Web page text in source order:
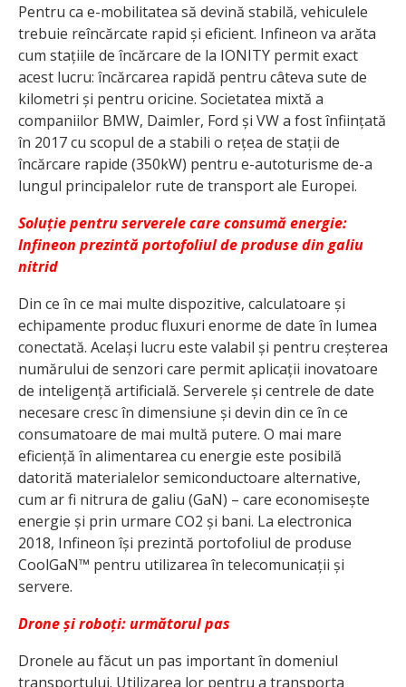
Pentru ca e-mobilitatea să devină stabilă, vehiculele
trebuie reîncărcate rapid și eficient. Infineon va arăta
cum stațiile de încărcare de la IONITY permit exact
acest lucru: încărcarea rapidă pentru câteva sute de
kilometri și pentru oricine. Societatea mixtă a
companiilor BMW, Daimler, Ford și VW a fost înființată
în 2017 cu scopul de a stabili o rețea de stații de
încărcare rapide (350kW) pentru e-autoturisme de-a
lungul principalelor rute de transport ale Europei.
Soluție pentru serverele care consumă energie:
Infineon prezintă portofoliul de produse din galiu
nitrid
Din ce în ce mai multe dispozitive, calculatoare și
echipamente produc fluxuri enorme de date în lumea
conectată. Același lucru este valabil și pentru creșterea
numărului de senzori care permit aplicații inovatoare
de inteligență artificială. Serverele și centrele de date
necesare cresc în dimensiune și devin din ce în ce
consumatoare de mai multă putere. O mai mare
eficiență în alimentarea cu energie este posibilă
datorită materialelor semiconductoare alternative,
cum ar fi nitrura de galiu (GaN) – care economisește
energie și prin urmare CO2 și bani. La electronica
2018, Infineon își prezintă portofoliul de produse
CoolGaN™ pentru utilizarea în telecomunicații și
servere.
Drone și roboți: următorul pas
Dronele au făcut un pas important în domeniul
transportului. Utilizarea lor pentru a transporta